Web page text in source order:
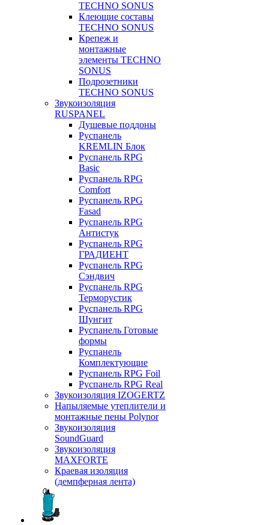
TECHNO SONUS
Клеющие составы
TECHNO SONUS
Крепеж и
монтажные
элементы TECHNO
SONUS
Подрозетники
TECHNO SONUS
Звукоизоляция
RUSPANEL
Душевые поддоны
Руспанель
KREMLIN Блок
Руспанель RPG
Basic
Руспанель RPG
Comfort
Руспанель RPG
Fasad
Руспанель RPG
Антистук
Руспанель RPG
ГРАДИЕНТ
Руспанель RPG
Сэндвич
Руспанель RPG
Терморустик
Руспанель RPG
Шунгит
Руспанель Готовые
формы
Руспанель
Комплектующие
Руспанель RPG Foil
Руспанель RPG Real
Звукоизоляция IZOGERTZ
Напыляемые утеплители и
монтажные пены Polynor
Звукоизоляция
SoundGuard
Звукоизоляция
MAXFORTE
Краевая изоляция
(демпферная лента)